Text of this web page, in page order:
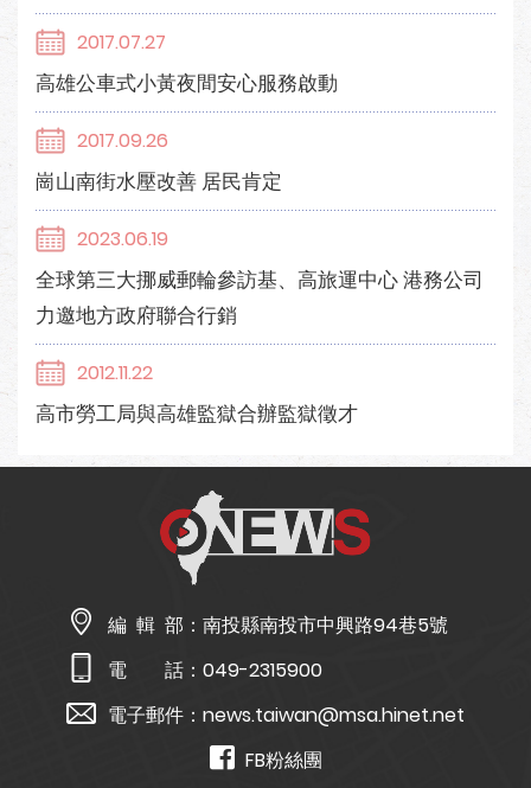
2017.07.27
高雄公車式小黃夜間安心服務啟動
2017.09.26
崗山南街水壓改善 居民肯定
2023.06.19
全球第三大挪威郵輪參訪基、高旅運中心 港務公司
力邀地方政府聯合行銷
2012.11.22
高市勞工局與高雄監獄合辦監獄徵才
編 輯 部： 南投縣南投市中興路94巷5號
電 話： 049-2315900
電子郵件： news.taiwan@msa.hinet.net
FB粉絲團